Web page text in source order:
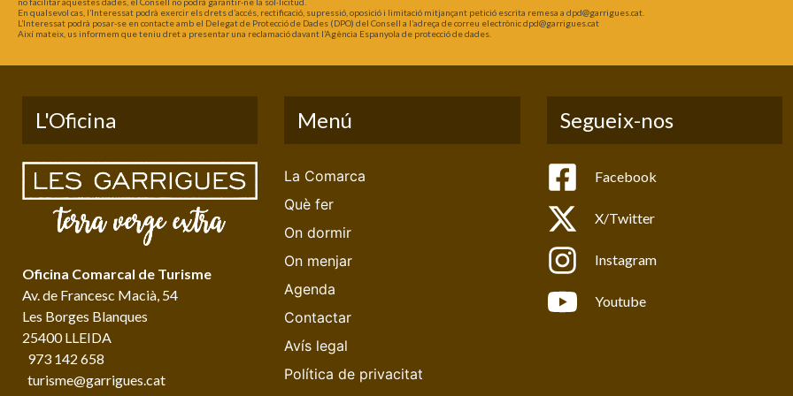
En qualsevol cas, l’Interessat podrà exercir els drets d’accés, rectificació, supressió, oposició i limitació mitjançant petició escrita remesa a dpd@garrigues.cat.
L’Interessat podrà posar-se en contacte amb el Delegat de Protecció de Dades (DPO) del Consell a l’adreça de correu electrònic dpd@garrigues.cat
Així mateix, us informem que teniu dret a presentar una reclamació davant l’Agència Espanyola de protecció de dades.
L'Oficina
Oficina Comarcal de Turisme
Av. de Francesc Macià, 54
Les Borges Blanques
25400 LLEIDA
973 142 658
turisme@garrigues.cat
Menú
La Comarca
Què fer
On dormir
On menjar
Agenda
Contactar
Avís legal
Política de privacitat
Segueix-nos
Facebook
X/Twitter
Instagram
Youtube